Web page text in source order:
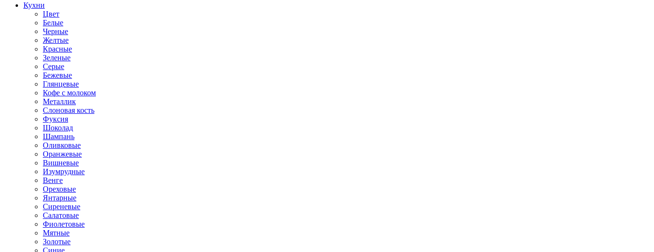
Кухни
Цвет
Белые
Черные
Желтые
Красные
Зеленые
Серые
Бежевые
Глянцевые
Кофе с молоком
Металлик
Слоновая кость
Фуксия
Шоколад
Шампань
Оливковые
Оранжевые
Вишневые
Изумрудные
Венге
Ореховые
Янтарные
Сиреневые
Салатовые
Фиолетовые
Мятные
Золотые
Синие